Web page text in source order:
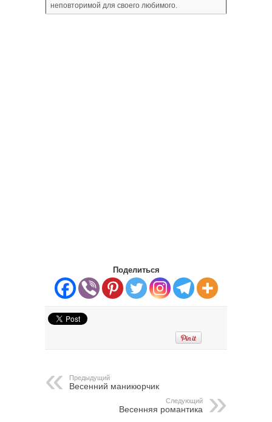
неповторимой для своего любимого.
Поделиться
Предыдущий
Весенний маникюрчик
Следующий
Весенняя романтика